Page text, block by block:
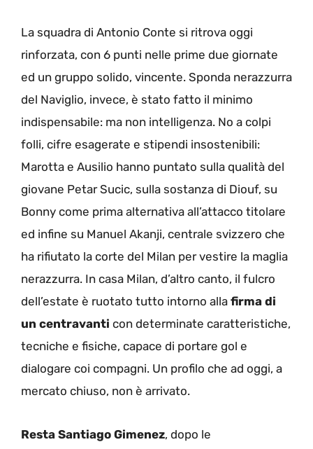
La squadra di Antonio Conte si ritrova oggi
rinforzata, con 6 punti nelle prime due giornate
ed un gruppo solido, vincente. Sponda nerazzurra
del Naviglio, invece, è stato fatto il minimo
indispensabile: ma non intelligenza. No a colpi
folli, cifre esagerate e stipendi insostenibili:
Marotta e Ausilio hanno puntato sulla qualità del
giovane Petar Sucic, sulla sostanza di Diouf, su
Bonny come prima alternativa all’attacco titolare
ed infine su Manuel Akanji, centrale svizzero che
ha rifiutato la corte del Milan per vestire la maglia
nerazzurra. In casa Milan, d’altro canto, il fulcro
dell’estate è ruotato tutto intorno alla firma di
un centravanti con determinate caratteristiche,
tecniche e fisiche, capace di portare gol e
dialogare coi compagni. Un profilo che ad oggi, a
mercato chiuso, non è arrivato.
Resta Santiago Gimenez, dopo le